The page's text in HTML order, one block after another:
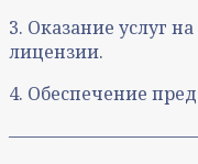
3. Оказание услуг
лицензии.
4. Обеспечение